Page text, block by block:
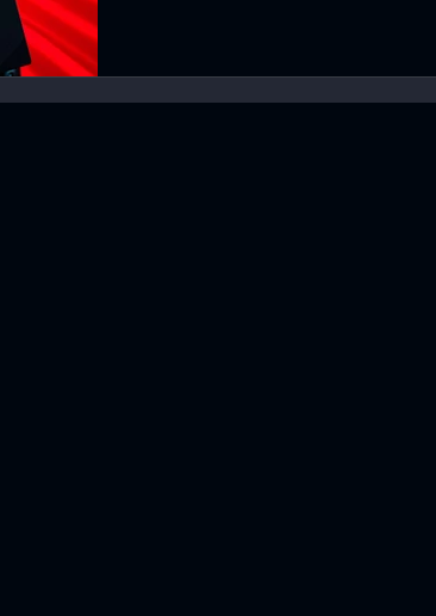
inteligência digital. E é justamente
seguir — como transformar esse